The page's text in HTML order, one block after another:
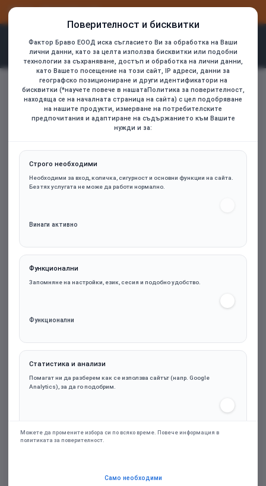
Поверителност и бисквитки
Фактор Браво ЕООД иска съгласието Ви за обработка на Ваши
лични данни, като за целта използва бисквитки или подобни
технологии за съхраняване, достъп и обработка на лични данни,
като Вашето посещение на този сайт, IP адреси, данни за
географско позициониране и други идентификатори на
бисквитки (*научете повече в нашатаПолитика за поверителност,
находяща се на началната страница на сайта) с цел подобряване
на нашите продукти, измерване на потребителските
предпочитания и адаптиране на съдържанието към Вашите
нужди и за:
Строго необходими
Необходими за вход, количка, сигурност и основни функции на сайта.
Без тях услугата не може да работи нормално.
Винаги активно
Функционални
Запомняне на настройки, език, сесия и подобно удобство.
Функционални
Статистика и анализи
Помагат ни да разберем как се използва сайтът (напр. Google
Analytics), за да го подобрим.
Персонализирани оферти и ремаркетинг чрез партньорски платформи
Можете да промените избора си по всяко време. Повече информация в
политиката за поверителност.
Само необходими
ВХОД
home
Защитен лак Thermal Grizzly Shield, 5ml, Червен
Червен
9.13€ (17.87лв.)